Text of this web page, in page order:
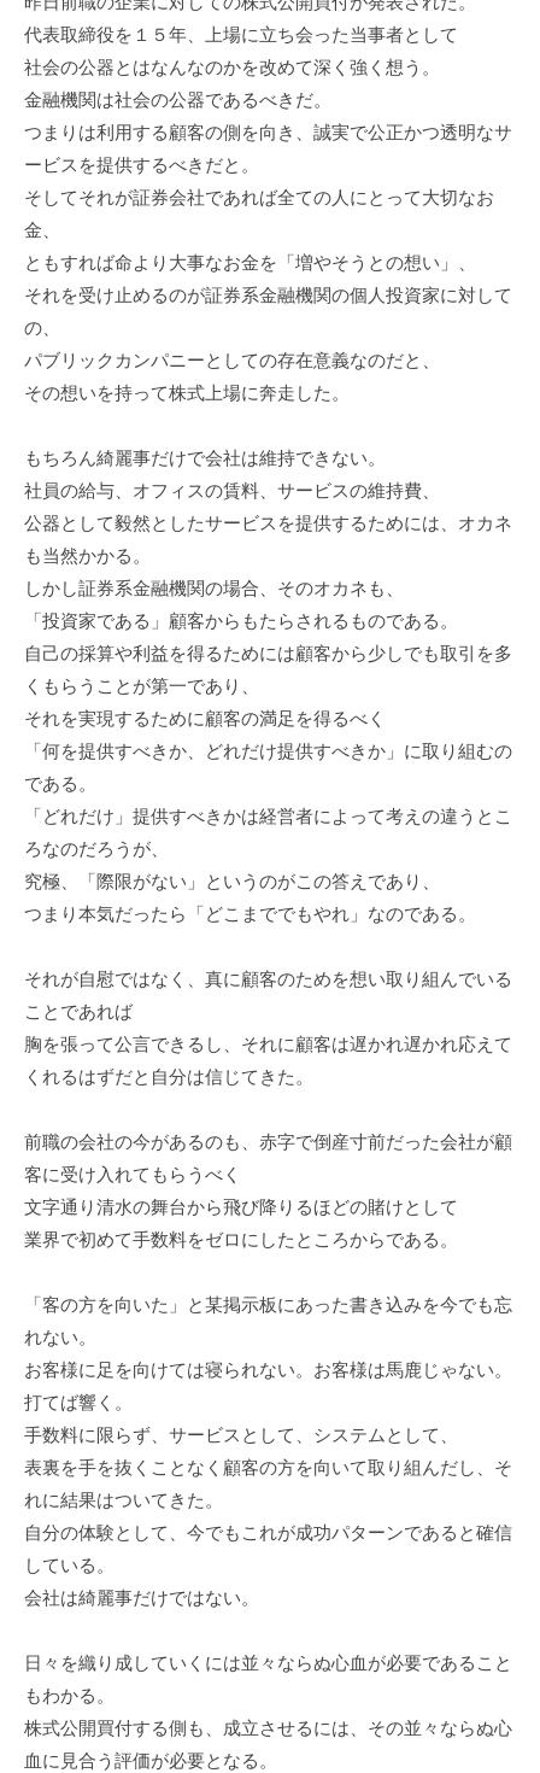
代表取締役を１５年、上場に立ち会った当事者として
社会の公器とはなんなのかを改めて深く強く想う。
金融機関は社会の公器であるべきだ。
つまりは利用する顧客の側を向き、誠実で公正かつ透明なサ
ービスを提供するべきだと。
そしてそれが証券会社であれば全ての人にとって大切なお
金、
ともすれば命より大事なお金を「増やそうとの想い」、
それを受け止めるのが証券系金融機関の個人投資家に対して
の、
パブリックカンパニーとしての存在意義なのだと、
その想いを持って株式上場に奔走した。
もちろん綺麗事だけで会社は維持できない。
社員の給与、オフィスの賃料、サービスの維持費、
公器として毅然としたサービスを提供するためには、オカネ
も当然かかる。
しかし証券系金融機関の場合、そのオカネも、
「投資家である」顧客からもたらされるものである。
自己の採算や利益を得るためには顧客から少しでも取引を多
くもらうことが第一であり、
それを実現するために顧客の満足を得るべく
「何を提供すべきか、どれだけ提供すべきか」に取り組むの
である。
「どれだけ」提供すべきかは経営者によって考えの違うとこ
ろなのだろうが、
究極、「際限がない」というのがこの答えであり、
つまり本気だったら「どこまででもやれ」なのである。
それが自慰ではなく、真に顧客のためを想い取り組んでいる
ことであれば
胸を張って公言できるし、それに顧客は遅かれ遅かれ応えて
くれるはずだと自分は信じてきた。
前職の会社の今があるのも、赤字で倒産寸前だった会社が顧
客に受け入れてもらうべく
文字通り清水の舞台から飛び降りるほどの賭けとして
業界で初めて手数料をゼロにしたところからである。
「客の方を向いた」と某掲示板にあった書き込みを今でも忘
れない。
お客様に足を向けては寝られない。お客様は馬鹿じゃない。
打てば響く。
手数料に限らず、サービスとして、システムとして、
表裏を手を抜くことなく顧客の方を向いて取り組んだし、そ
れに結果はついてきた。
自分の体験として、今でもこれが成功パターンであると確信
している。
会社は綺麗事だけではない。
日々を織り成していくには並々ならぬ心血が必要であること
もわかる。
株式公開買付する側も、成立させるには、その並々ならぬ心
血に見合う評価が必要となる。